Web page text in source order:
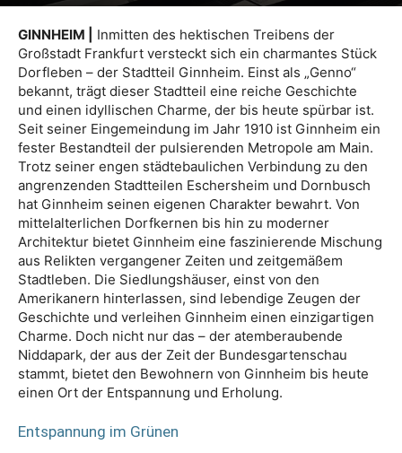
GINNHEIM |
Inmitten des hektischen Treibens der
Großstadt Frankfurt versteckt sich ein charmantes Stück
Dorfleben – der Stadtteil Ginnheim. Einst als „Genno“
bekannt, trägt dieser Stadtteil eine reiche Geschichte
und einen idyllischen Charme, der bis heute spürbar ist.
Seit seiner Eingemeindung im Jahr 1910 ist Ginnheim ein
fester Bestandteil der pulsierenden Metropole am Main.
Trotz seiner engen städtebaulichen Verbindung zu den
angrenzenden Stadtteilen Eschersheim und Dornbusch
hat Ginnheim seinen eigenen Charakter bewahrt. Von
mittelalterlichen Dorfkernen bis hin zu moderner
Architektur bietet Ginnheim eine faszinierende Mischung
aus Relikten vergangener Zeiten und zeitgemäßem
Stadtleben. Die Siedlungshäuser, einst von den
Amerikanern hinterlassen, sind lebendige Zeugen der
Geschichte und verleihen Ginnheim einen einzigartigen
Charme. Doch nicht nur das – der atemberaubende
Niddapark, der aus der Zeit der Bundesgartenschau
stammt, bietet den Bewohnern von Ginnheim bis heute
einen Ort der Entspannung und Erholung.
Entspannung im Grünen